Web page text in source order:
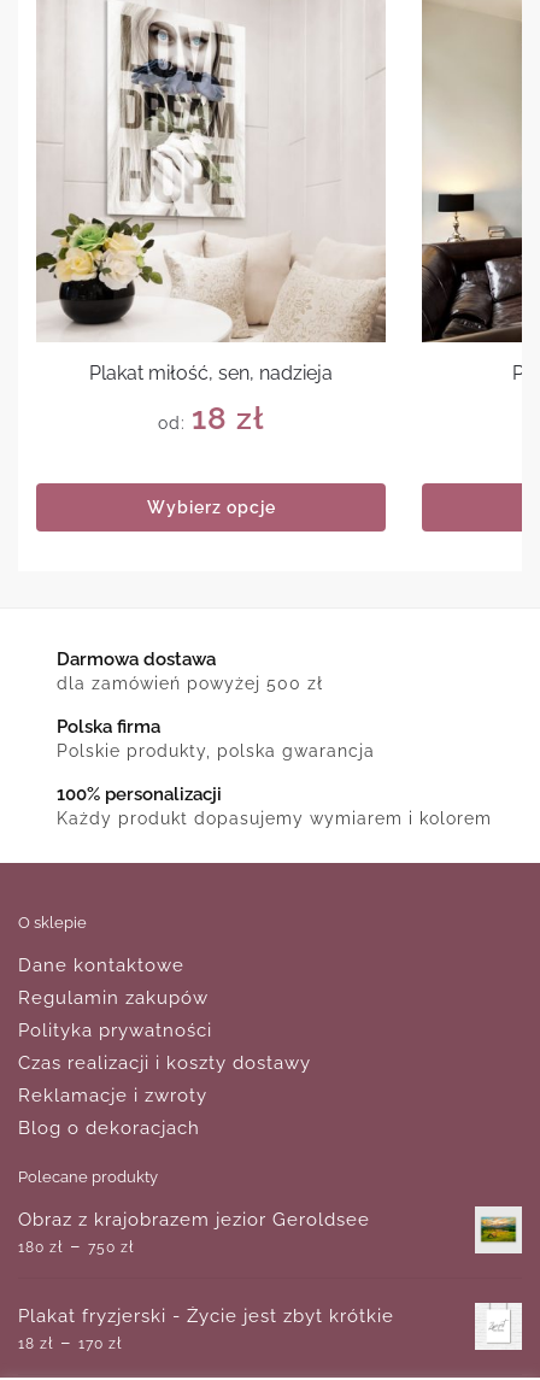
Plakat miłość, sen, nadzieja
od: 18 zł
Wybierz opcje
Darmowa dostawa
dla zamówień powyżej 500 zł
Polska firma
Polskie produkty, polska gwarancja
100% personalizacji
Każdy produkt dopasujemy wymiarem i kolorem
O sklepie
Dane kontaktowe
Regulamin zakupów
Polityka prywatności
Czas realizacji i koszty dostawy
Reklamacje i zwroty
Blog o dekoracjach
Polecane produkty
Obraz z krajobrazem jezior Geroldsee
180 zł – 750 zł
Plakat fryzjerski - Życie jest zbyt krótkie
18 zł – 170 zł